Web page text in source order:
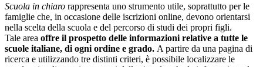
Scuola in chiaro rappresenta uno strumento utile, soprattutto per le
famiglie che, in occasione delle iscrizioni online, devono orientarsi
nella scelta della scuola e del percorso di studi dei propri figli.
Tale area offre il prospetto delle informazioni relative a tutte le
scuole italiane, di ogni ordine e grado. A partire da una pagina di
ricerca e utilizzando tre distinti criteri, è possibile localizzare le